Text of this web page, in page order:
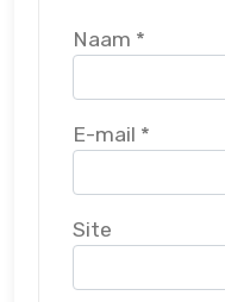
Naam *
E-mail *
Site